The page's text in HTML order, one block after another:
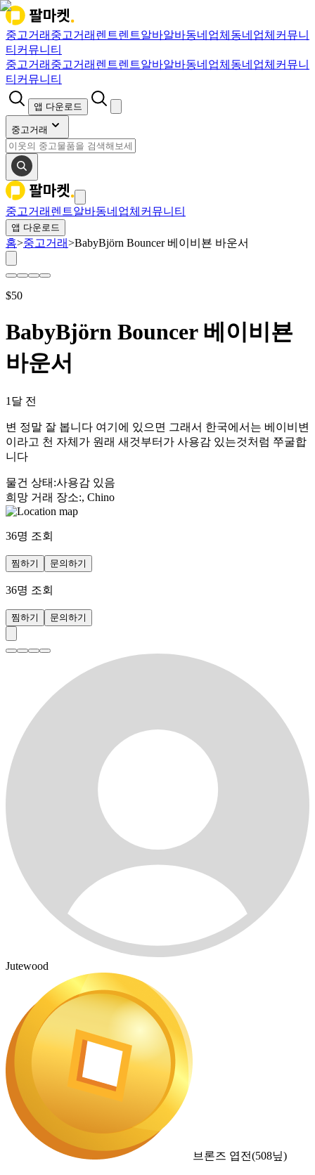
중고거래 중고거래 렌트렌트알바알바동네업체 동네업체 커뮤니
티 커뮤니티
중고거래 중고거래 렌트렌트알바알바동네업체 동네업체 커뮤니
티 커뮤니티
앱 다운로드
중고거래
중고거래 렌트알바동네업체 커뮤니티
앱 다운로드
홈>중고거래>BabyBjörn Bouncer 베이비뵨 바운서
$50
BabyBjörn Bouncer 베이비뵨
바운서
1달 전
변 정말 잘 봅니다 여기에 있으면 그래서 한국에서는 베이비변
이라고 천 자체가 원래 새것부터가 사용감 있는것처럼 쭈굴합
니다
물건 상태 :사용감 있음
희망 거래 장소:, Chino
36명 조회
찜하기 문의하기
36명 조회
찜하기 문의하기
Jutewood
브론즈 엽전(508닢)